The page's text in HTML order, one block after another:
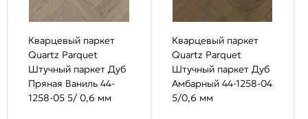
Кварцевый паркет
Quartz Parquet
Штучный паркет Дуб
Пряная Ваниль 44-
1258-05 5/ 0,6 мм
Кварцевый паркет
Quartz Parquet
Штучный паркет Дуб
Амбарный 44-1258-04
5/0,6 мм